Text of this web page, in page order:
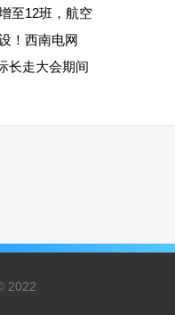
至12班，航空
！西南电网
长走大会期间
2022